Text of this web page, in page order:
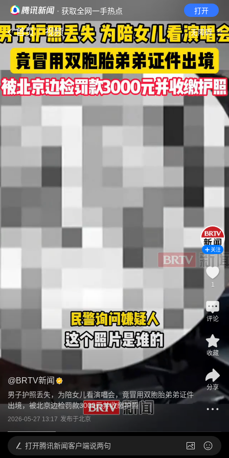
· 获取全网一手热点 打开
首页 视频 无障碍
@BRTV新闻
男子护照丢失，为陪女儿看演唱会，竟冒用双胞胎弟弟证件
出境，被北京边检罚款3000元并收缴护照
2026-05-27 13:17 发布于北京
关注
1
评论
收藏
分享
打开腾讯新闻客户端说两句